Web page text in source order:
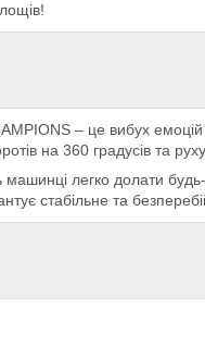
– це вибух
на 360 градусів та
легко долати
стабільне та